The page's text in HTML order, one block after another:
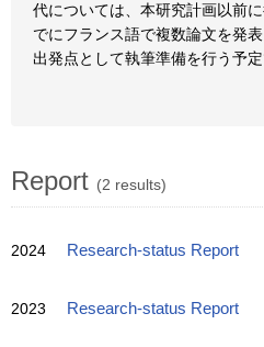
代については、本研究計画以前
でにフランス語で複数論文を発
出発点として執筆準備を行う予定
Report (2 results)
2024 Research-status Report
2023 Research-status Report